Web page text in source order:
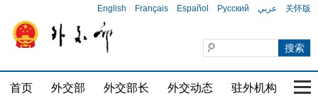
English Français Español Русский عربي 关怀版
首页 外交部 外交部长 外交动态 驻外机构 国